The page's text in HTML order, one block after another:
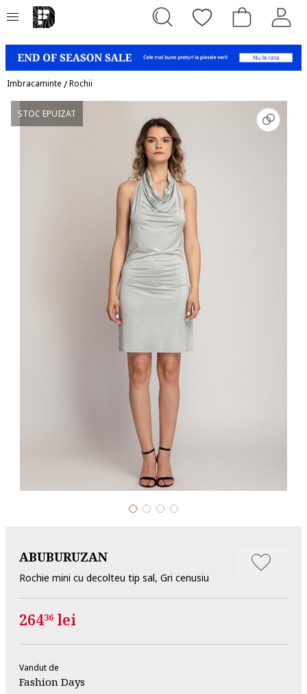
Imbracaminte /Rochii
STOC EPUIZAT
ABUBURUZAN
Rochie mini cu decolteu tip sal, Gri cenusiu
26436 lei
Vandut de
Fashion Days